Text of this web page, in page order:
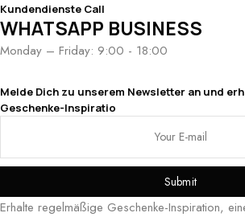
Kundendienste Call
WHATSAPP BUSINESS
Monday – Friday: 9:00 - 18:00
Melde Dich zu unserem Newsletter an und
Geschenke-Inspiratio
Submit
Erhalte regelmäßige Geschenke-Inspiration,